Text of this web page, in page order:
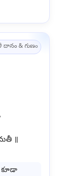
దానం & గుణం